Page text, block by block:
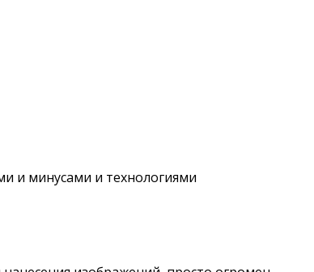
и минусами и технологиями